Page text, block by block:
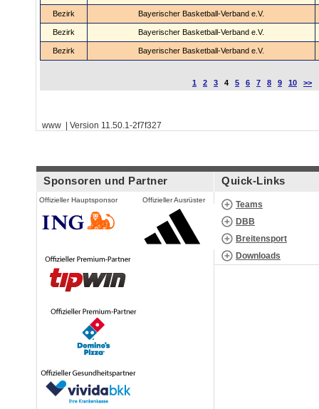
Bezirk Bayerischer Basketball-Verband e.V.
Bezirk Bayerischer Basketball-Verband e.V.
Bezirk Bayerischer Basketball-Verband e.V.
1 2 3 4 5 6 7 8 9 10 >>
www | Version 11.50.1-2f7f327
Sponsoren und Partner
Offizieller Hauptsponsor Offizieller Ausrüster
Quick-Links
Teams
DBB
Breitensport
Downloads